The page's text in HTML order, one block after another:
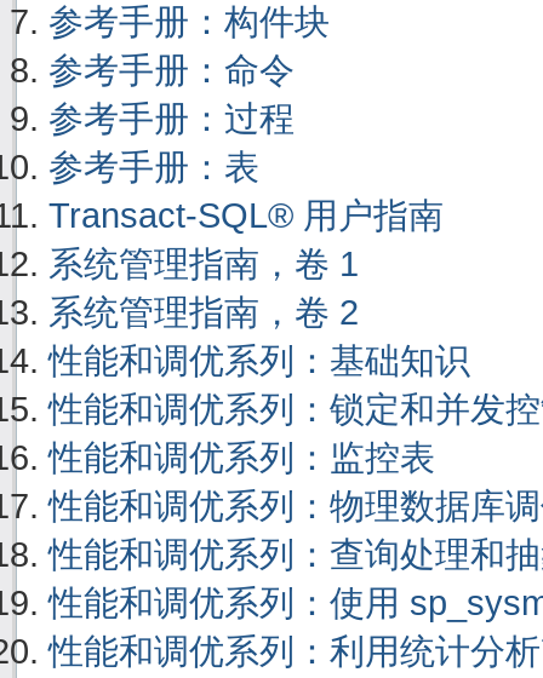
参考手册：构件块
参考手册：命令
参考手册：过程
参考手册：表
Transact-SQL® 用户指南
系统管理指南，卷 1
系统管理指南，卷 2
性能和调优系列：基础知识
性能和调优系列：锁定和并发
性能和调优系列：监控表
性能和调优系列：物理数据库
性能和调优系列：查询处理和
性能和调优系列：使用
性能和调优系列：利用统计分